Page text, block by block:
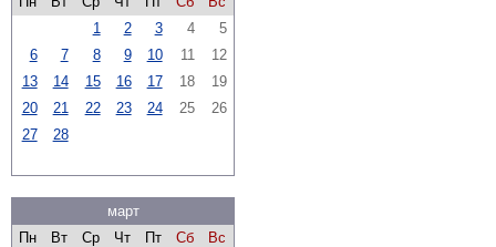
1
2 3 4
5
6
7 8 9 10 11
12
13
14 15 16 17 18
19
20
21 22 23 24 25
26
27
28
март
Пн
Вт Ср Чт Пт Сб
Вс